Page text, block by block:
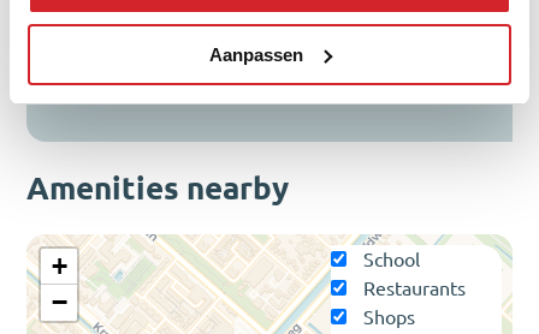
Aanpassen
Amenities nearby
School
Restaurants
Shops
+
−
twee-onder-een-kap
appartementen